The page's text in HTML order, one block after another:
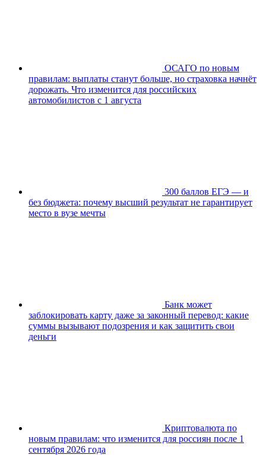
ОСАГО по новым
правилам: выплаты станут больше, но страховка начнёт
дорожать. Что изменится для российских
автомобилистов с 1 августа
300 баллов ЕГЭ — и
без бюджета: почему высший результат не гарантирует
место в вузе мечты
Банк может
заблокировать карту даже за законный перевод: какие
суммы вызывают подозрения и как защитить свои
деньги
Криптовалюта по
новым правилам: что изменится для россиян после 1
сентября 2026 года